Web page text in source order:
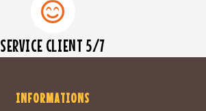
SERVICE CLIENT 5/7
INFORMATIONS